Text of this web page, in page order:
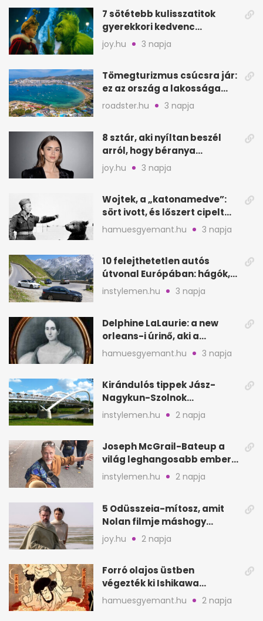
7 sötétebb kulisszatitok
gyerekkori kedvenc
filmjeinkről a Joy szerint
joy.hu 3 napja
Tömegturizmus csúcsra jár:
ez az ország a lakossága
kétszeresét fogadja
roadster.hu 3 napja
8 sztár, aki nyíltan beszél
arról, hogy béranya
segítette a családalapítást
joy.hu 3 napja
Wojtek, a „katonamedve”:
sört ivott, és lőszert cipelt
Monte Cassinónál
hamuesgyemant.hu 3 napja
10 felejthetetlen autós
útvonal Európában: hágók,
partok, fjordok
instylemen.hu 3 napja
Delphine LaLaurie: a new
orleans-i úrinő, aki a
padláson kínzott
hamuesgyemant.hu 3 napja
Kirándulós tippek Jász-
Nagykun-Szolnok
megyében: 6 kihagyhatatlan
hely
instylemen.hu 2 napja
Joseph McGrail-Bateup a
világ leghangosabb embere
lett Ausztráliából
instylemen.hu 2 napja
5 Odüsszeia-mítosz, amit
Nolan filmje máshogy
mutat, mint Homérosz
joy.hu 2 napja
Forró olajos üstben
végezték ki Ishikawa
Goemont, Japán Robin
Hoodját
hamuesgyemant.hu 2 napja